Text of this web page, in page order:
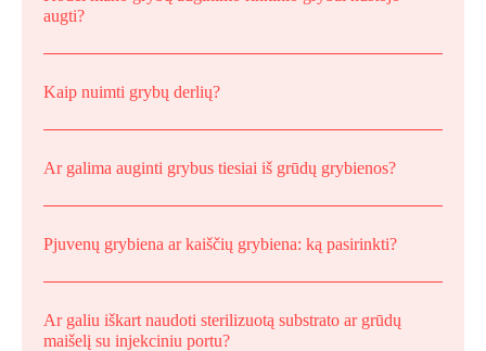
augti?
Kaip nuimti grybų derlių?
Ar galima auginti grybus tiesiai iš grūdų grybienos?
Pjuvenų grybiena ar kaiščių grybiena: ką pasirinkti?
Ar galiu iškart naudoti sterilizuotą substrato ar grūdų
maišelį su injekciniu portu?